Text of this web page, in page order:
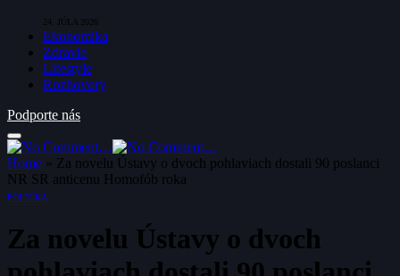
24. JÚLA 2026
Ekonomika
Zdravie
Lifestyle
Rozhovory
Podporte nás
Home » Za novelu Ústavy o dvoch pohlaviach dostali 90 poslanci
NR SR anticenu Homofób roka
POLITIKA
Za novelu Ústavy o dvoch